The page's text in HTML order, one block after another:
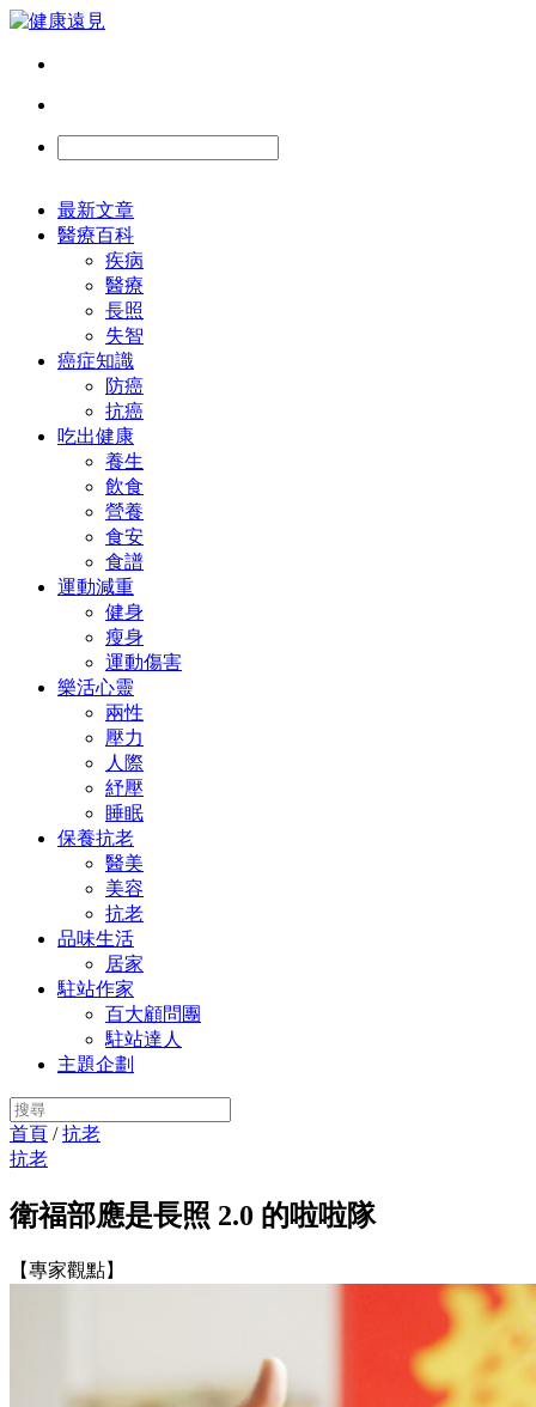
最新文章
醫療百科
疾病
醫療
長照
失智
癌症知識
防癌
抗癌
吃出健康
養生
飲食
營養
食安
食譜
運動減重
健身
瘦身
運動傷害
樂活心靈
兩性
壓力
人際
紓壓
睡眠
保養抗老
醫美
美容
抗老
品味生活
居家
駐站作家
百大顧問團
駐站達人
主題企劃
首頁 /抗老
抗老
衛福部應是長照 2.0 的啦啦隊
【專家觀點】